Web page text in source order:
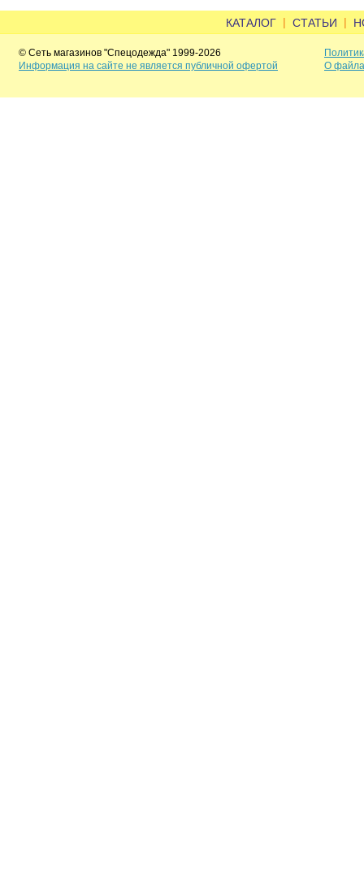
КАТАЛОГ | СТАТЬИ |
© Сеть магазинов "Спецодежда" 1999-2026
Информация на сайте не является публичной офертой
О